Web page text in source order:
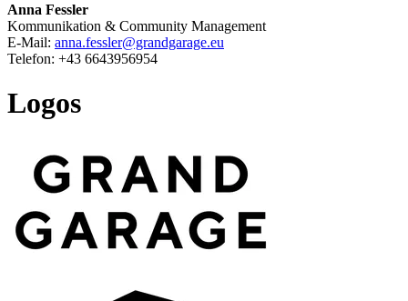
Anna Fessler
Kommunikation & Community Management
E-Mail: anna.fessler@grandgarage.eu
Telefon: +43 6643956954
Logos